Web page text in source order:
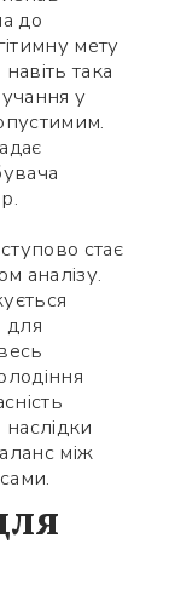
до
мету
така
у
стає
аналізу.
для
між
QR-